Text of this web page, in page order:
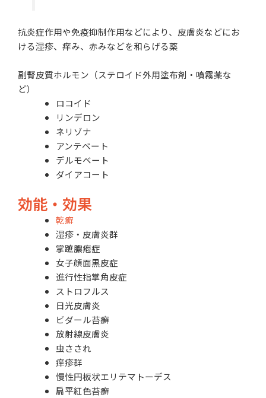
抗炎症作用や免疫抑制作用などにより、皮膚炎などにお
ける湿疹、痒み、赤みなどを和らげる薬
副腎皮質ホルモン（ステロイド外用塗布剤・噴霧薬な
ど）
ロコイド
リンデロン
ネリゾナ
アンテベート
デルモベート
ダイアコート
効能・効果
乾癬
湿疹・皮膚炎群
掌蹠膿疱症
女子顔面黒皮症
進行性指掌角皮症
ストロフルス
日光皮膚炎
ビダール苔癬
放射線皮膚炎
虫さされ
痒疹群
慢性円板状エリテマトーデス
扁平紅色苔癬